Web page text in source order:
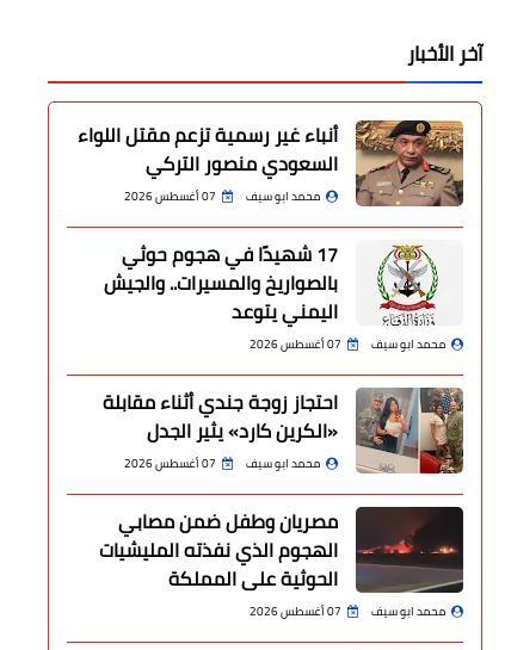
آخر الأخبار
أنباء غير رسمية تزعم مقتل اللواء
السعودي منصور التركي
محمد ابو سيف 07 أغسطس 2026
17 شهيدًا في هجوم حوثي
بالصواريخ والمسيرات.. والجيش
اليمني يتوعد
محمد ابو سيف 07 أغسطس 2026
احتجاز زوجة جندي أثناء مقابلة
«الكرين كارد» يثير الجدل
محمد ابو سيف 07 أغسطس 2026
مصريان وطفل ضمن مصابي
الهجوم الذي نفذته المليشيات
الحوثية على المملكة
محمد ابو سيف 07 أغسطس 2026